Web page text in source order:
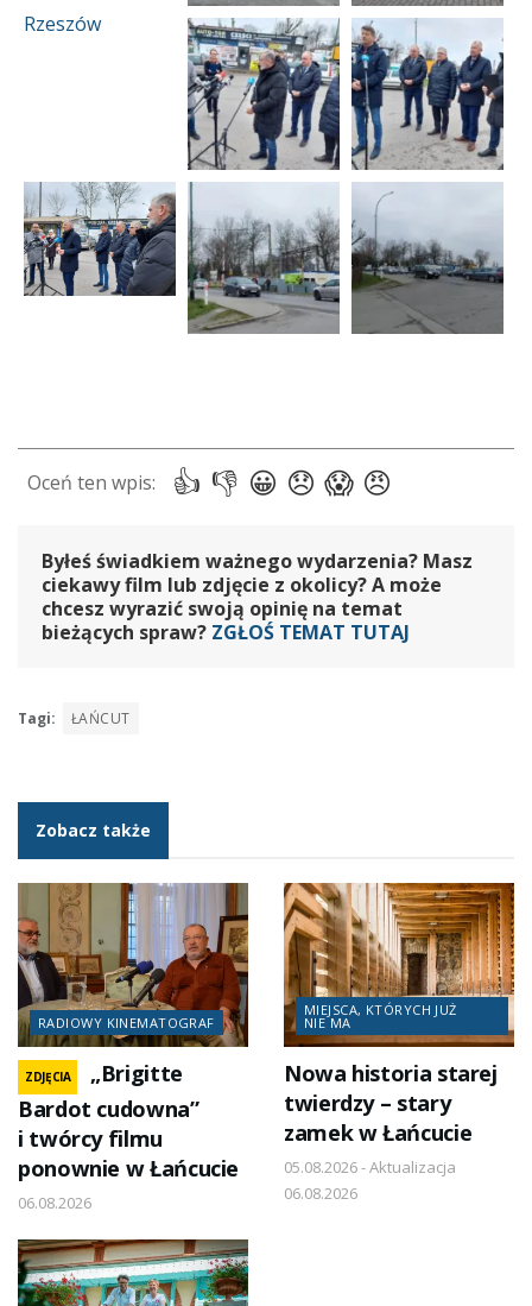
Byłeś świadkiem ważnego wydarzenia? Masz
ciekawy film lub zdjęcie z okolicy? A może
chcesz wyrazić swoją opinię na temat
bieżących spraw? ZGŁOŚ TEMAT TUTAJ
Tagi: ŁAŃCUT
Zobacz także
RADIOWY KINEMATOGRAF
ZDJĘCIA
„Brigitte
Bardot cudowna”
i twórcy filmu
ponownie w Łańcucie
06.08.2026
MIEJSCA, KTÓRYCH JUŻ
NIE MA
Nowa historia starej
twierdzy – stary
zamek w Łańcucie
05.08.2026 - Aktualizacja
06.08.2026